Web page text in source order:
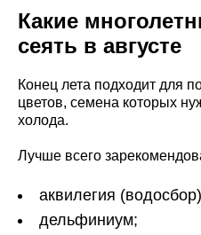
Какие
сеять в августе
Конец лета подходит для
цветов, семена которых
холода.
Лучше всего
аквилегия
дельфиниум;